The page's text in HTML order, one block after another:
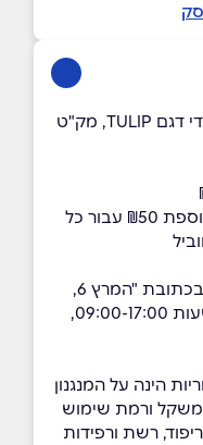
*ההטבה תקפה על כיסא אורטופדי דגם TULIP, מק"ט
*בהובלה מעל קומה שלישית - תוספת ₪50 עבור כל
*ניתן לבצע איסוף עצמי מהסניף בכתובת "המרץ 6,
פתח תקווה", בימים א'-ה' בין השעות 09:00-17:00,
הינה על המנגנון
ורמת שימוש
רשת ורפידות